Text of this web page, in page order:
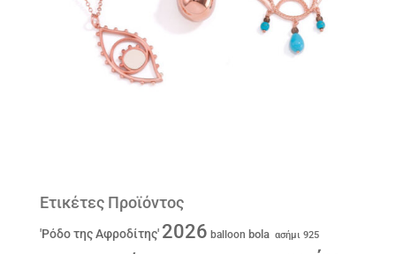
Ετικέτες Προϊόντος
'Ρόδο της Αφροδίτης' 2026 balloon bola ασήμι 925